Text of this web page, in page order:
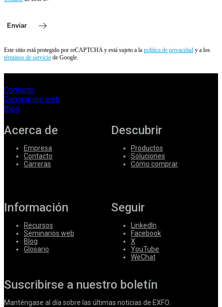
Enviar
Este sitio está protegido por reCAPTCHA y está sujeto a la política de privacidad y a los
términos de servicio de Google.
Contacto
Seminarios web
Blog
Acerca de
Empresa
Contacto
Carreras
Descubrir
Productos
Soluciones
Cómo comprar
Información
Recursos
Seminarios web
Blog
Glosario
Seguir
LinkedIn
Facebook
X
YouTube
WeChat
Suscribirse a nuestro boletín
Manténgase al día sobre las últimas noticias de EXFO.